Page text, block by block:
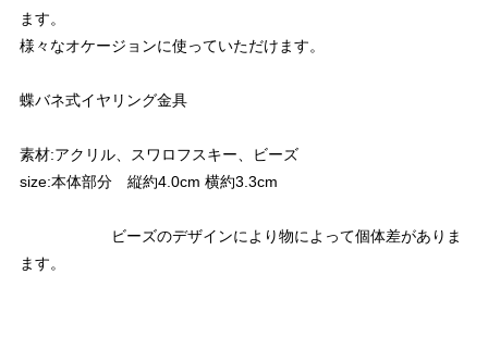
ます。
様々なオケージョンに使っていただけます。
蝶バネ式イヤリング金具
素材:アクリル、スワロフスキー、ビーズ
size:本体部分 縦約4.0cm 横約3.3cm
ビーズのデザインにより物によって個体差がありま
ます。